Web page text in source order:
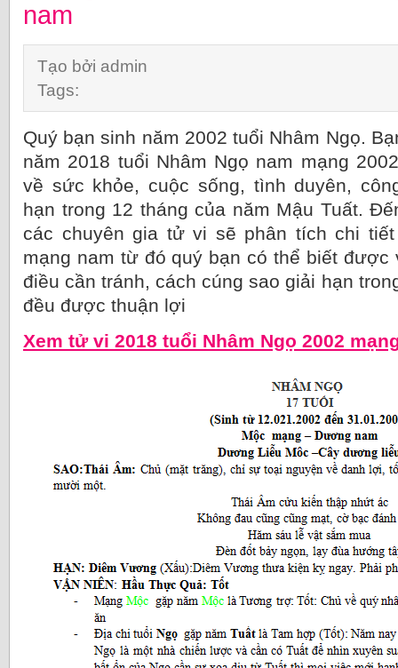
nam
Tạo bởi admin
Tags:
Quý bạn sinh năm 2002 tuổi Nhâm Ngọ.
năm 2018 tuổi Nhâm Ngọ nam mạng
về sức khỏe, cuộc sống, tình duyên,
hạn trong 12 tháng của năm Mậu Tuất.
các chuyên gia tử vi sẽ phân tích chi
mạng nam từ đó quý bạn có thể biết được
điều cần tránh, cách cúng sao giải hạn
đều được thuận lợi
Xem tử vi 2018 tuổi Nhâm Ngọ 2002